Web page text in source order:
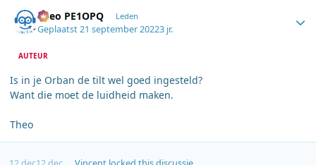
Theo PE1OPQ Leden
Geplaatst21 september 20223 jr.
AUTEUR
Is in je Orban de tilt wel goed ingesteld?
Want die moet de luidheid maken.
Theo